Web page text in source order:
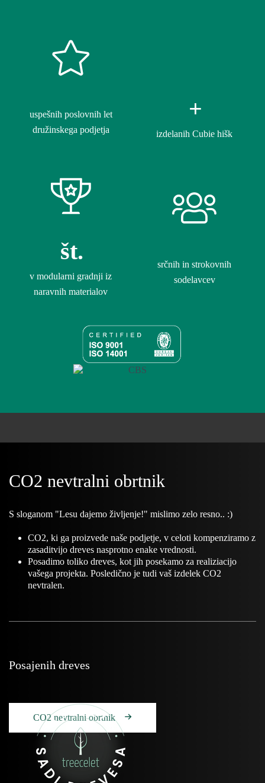
uspešnih poslovnih let
družinskega podjetja
+
izdelanih Cubie hišk
št.
v modularni gradnji iz
naravnih materialov
srčnih in strokovnih
sodelavcev
CO2 nevtralni obrtnik
S sloganom "Lesu dajemo življenje!" mislimo zelo resno.. :)
CO2, ki ga proizvede naše podjetje, v celoti kompenziramo z
zasaditvijo dreves nasprotno enake vrednosti.
Posadimo toliko dreves, kot jih posekamo za realiziacijo
vašega projekta. Posledično je tudi vaš izdelek CO2
nevtralen.
Posajenih dreves
CO2 nevtralni obrtnik